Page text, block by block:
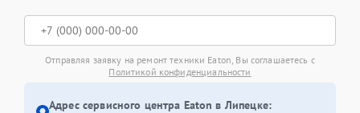
Отправляя заявку на ремонт техники Eaton, Вы соглашаетесь с
Политикой конфиденциальности
Адрес сервисного центра Eaton в Липецке: